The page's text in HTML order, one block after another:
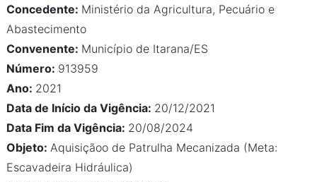
Concedente: Ministério da Agricultura, Pecuário e
Abastecimento
Convenente: Município de Itarana/ES
Número: 913959
Ano: 2021
Data de Início da Vigência: 20/12/2021
Data Fim da Vigência: 20/08/2024
Objeto: Aquisiçãoo de Patrulha Mecanizada (Meta:
Escavadeira Hidráulica)